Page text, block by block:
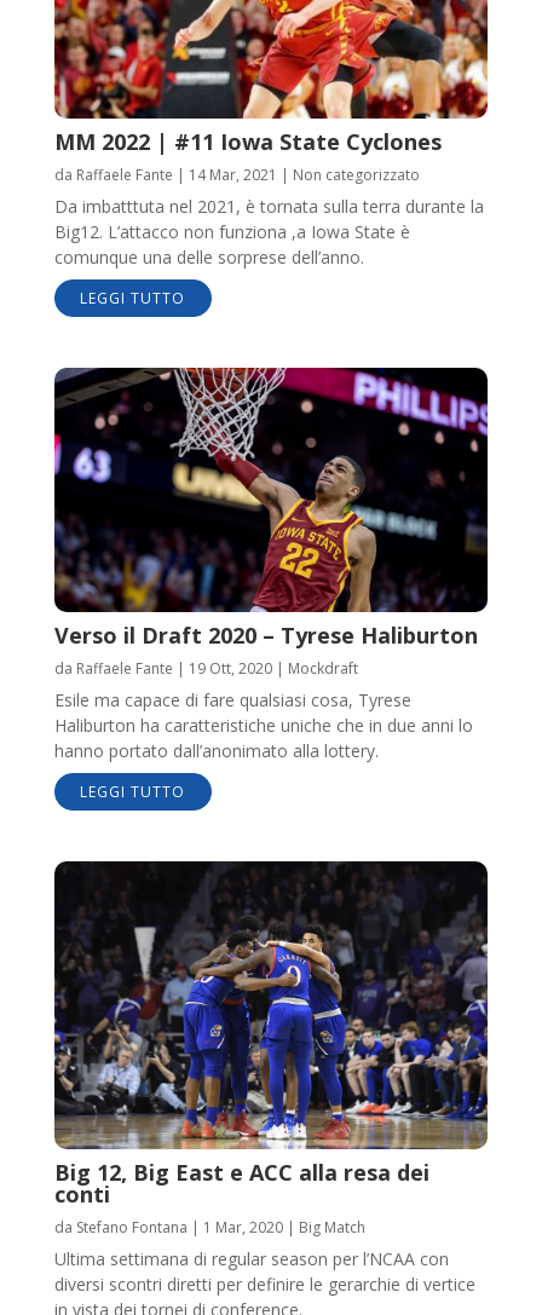
MM 2022 | #11 Iowa State Cyclones
da Raffaele Fante | 14 Mar, 2021 | Non categorizzato
Da imbatttuta nel 2021, è tornata sulla terra durante la
Big12. L’attacco non funziona ,a Iowa State è
comunque una delle sorprese dell’anno.
LEGGI TUTTO
Verso il Draft 2020 – Tyrese Haliburton
da Raffaele Fante | 19 Ott, 2020| Mockdraft
Esile ma capace di fare qualsiasi cosa, Tyrese
Haliburton ha caratteristiche uniche che in due anni lo
hanno portato dall’anonimato alla lottery.
LEGGI TUTTO
Big 12, Big East e ACC alla resa dei
conti
da Stefano Fontana | 1 Mar, 2020| Big Match
Ultima settimana di regular season per l’NCAA con
diversi scontri diretti per definire le gerarchie di vertice
in vista dei tornei di conference.